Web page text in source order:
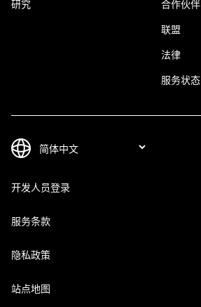
研究 合作伙伴
联盟
法律
服务状态
开发人员登录
服务条款
隐私政策
站点地图